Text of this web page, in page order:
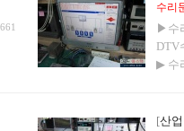
661
수리
▶수
DTV
▶ 수
[산